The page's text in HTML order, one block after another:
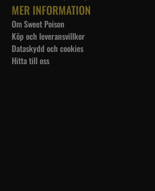
MER INFORMATION
Om Sweet Poison
Köp och leveransvillkor
Dataskydd och cookies
Hitta till oss